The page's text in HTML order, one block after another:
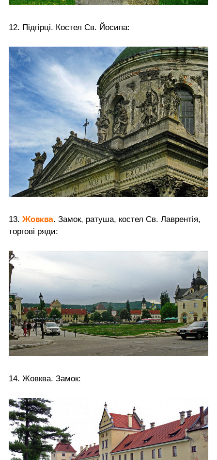
12. Підгірці. Костел Св. Йосипа:
13. Жовква. Замок, ратуша, костел Св. Лаврентія,
торгові ряди:
14. Жовква. Замок: